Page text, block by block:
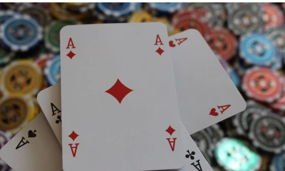
Двухуровневые номера и вид на горы.
Смелость архитектурных